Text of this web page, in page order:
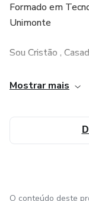
Formado em
Unimonte
Sou Cristão ,
Gamer e VIVA a
" 50 Mil Recortes,
Mostrar mais
O conteúdo deste